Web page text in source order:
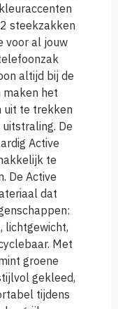
steekzakken
voor al jouw
altijd bij de
maken het
uit te trekken
De
Active
te
De Active
dat
lichtgewicht,
Met
groene
gekleed,
tijdens